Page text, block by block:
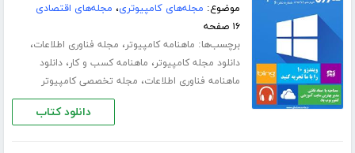
موضوع: مجله‌های کامپیوتری، مجله‌های اقتصادی
۱۶ صفحه
برچسب‌ها: ماهنامه کامپیوتر، مجله فناوری اطلاعات،
دانلود مجله کامپیوتر، ماهنامه کسب و کار،دانلود
ماهنامه فناوری اطلاعات، مجله تخصصی کامپیوتر
دانلود کتاب